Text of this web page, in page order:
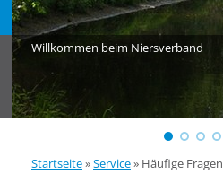
Willkommen beim Niersverband
Startseite»Service» Häufige Fragen